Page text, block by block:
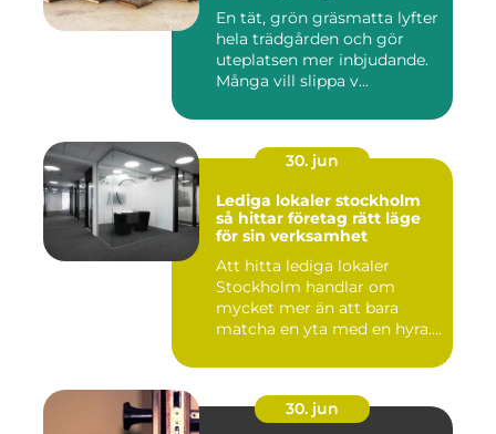
En tät, grön gräsmatta lyfter
hela trädgården och gör
uteplatsen mer inbjudande.
Många vill slippa v...
30. jun
Lediga lokaler stockholm
så hittar företag rätt läge
för sin verksamhet
Att hitta lediga lokaler
Stockholm handlar om
mycket mer än att bara
matcha en yta med en hyra.
30. jun